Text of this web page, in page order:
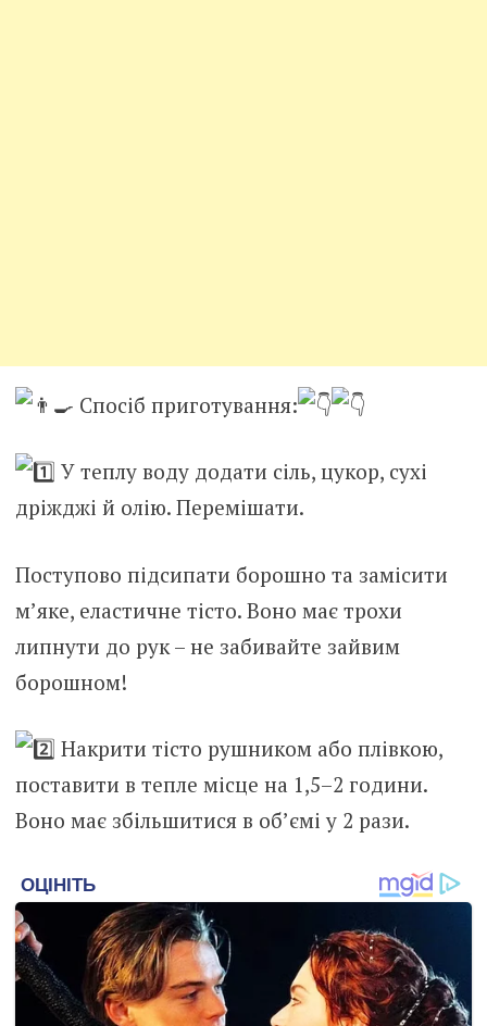
Спосіб приготування:
У теплу воду додати сіль, цукор, сухі
дріжджі й олію. Перемішати.
Поступово підсипати борошно та замісити
м’яке, еластичне тісто. Воно має трохи
липнути до рук – не забивайте зайвим
борошном!
Накрити тісто рушником або плівкою,
поставити в тепле місце на 1,5–2 години.
Воно має збільшитися в об’ємі у 2 рази.